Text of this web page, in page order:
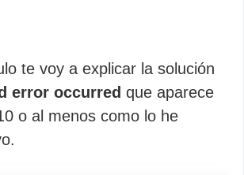
te voy a explicar la solución
error occurred que aparece
o al menos como lo he